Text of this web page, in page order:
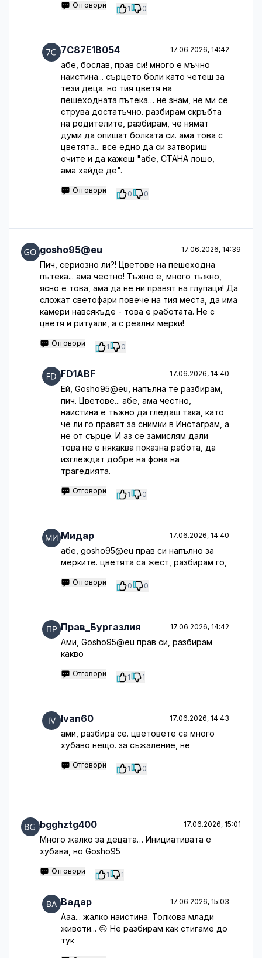
Отговори 1 0
7C87E1B054 17.06.2026, 14:42
абе, бослав, прав си! много е мъчно
наистина... сърцето боли като четеш за
тези деца. но тия цветя на
пешеходната пътека… не знам, не ми се
струва достатъчно. разбирам скръбта
на родителите, разбирам, че нямат
думи да опишат болката си. ама това с
цветята... все едно да си затвориш
очите и да кажеш "абе, СТАНА лошо,
ама хайде де".
Отговори 0 0
gosho95@eu 17.06.2026, 14:39
Пич, сериозно ли?! Цветове на пешеходна
пътека... ама честно! Тъжно е, много тъжно,
ясно е това, ама да не ни правят на глупаци! Да
сложат светофари повече на тия места, да има
камери навсякъде - това е работата. Не с
цветя и ритуали, а с реални мерки!
Отговори 1 0
FD1ABF 17.06.2026, 14:40
Ей, Gosho95@eu, напълна те разбирам,
пич. Цветове... абе, ама честно,
наистина е тъжно да гледаш така, като
че ли го правят за снимки в Инстаграм, а
не от сърце. И аз се замислям дали
това не е някаква показна работа, да
изглеждат добре на фона на
трагедията.
Отговори 1 0
Мидар 17.06.2026, 14:40
абе, gosho95@eu прав си напълно за
мерките. цветята са жест, разбирам го,
Отговори 0 0
Прав_Бургазлия 17.06.2026, 14:42
Ами, Gosho95@eu прав си, разбирам
какво
Отговори 1 1
Ivan60 17.06.2026, 14:43
ами, разбира се. цветовете са много
хубаво нещо. за съжаление, не
Отговори 1 0
bgghztg400 17.06.2026, 15:01
Много жалко за децата… Инициативата е
хубава, но Goshо95
Отговори 1 1
Вадар 17.06.2026, 15:03
Ааа... жалко наистина. Толкова млади
животи... 😔 Не разбирам как стигаме до
тук